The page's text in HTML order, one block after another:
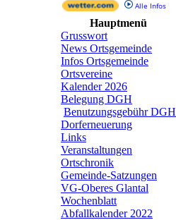
Alle Infos
Hauptmenü
Grusswort
News Ortsgemeinde
Infos Ortsgemeinde
Ortsvereine
Kalender 2026
Belegung DGH
Benutzungsgebühr DGH
Dorferneuerung
Links
Veranstaltungen
Ortschronik
Gemeinde-Satzungen
VG-Oberes Glantal
Wochenblatt
Abfallkalender 2022